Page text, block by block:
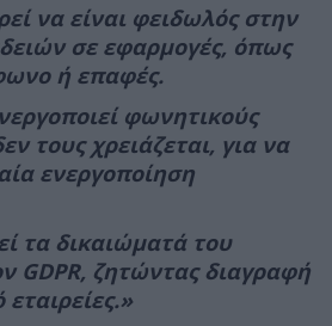
να είναι φειδωλός στην
σε εφαρμογές, όπως
ή επαφές.
φωνητικούς
τους χρειάζεται, για να
ενεργοποίηση
τα δικαιώματά του
GDPR, ζητώντας διαγραφή